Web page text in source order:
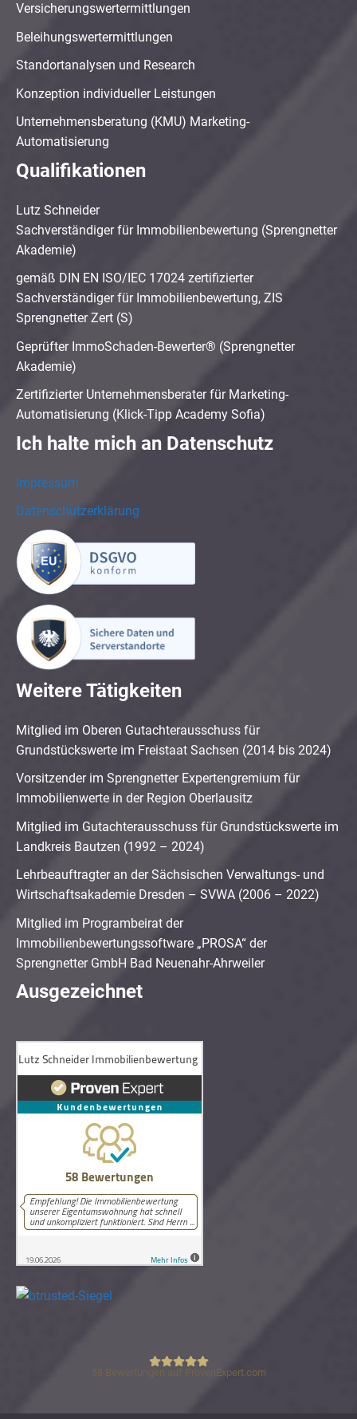
Versicherungswertermittlungen
Beleihungswertermittlungen
Standortanalysen und Research
Konzeption individueller Leistungen
Unternehmensberatung (KMU) Marketing-
Automatisierung
Qualifikationen
Lutz Schneider
Sachverständiger für Immobilienbewertung (Sprengnetter
Akademie)
gemäß DIN EN ISO/IEC 17024 zertifizierter
Sachverständiger für Immobilienbewertung, ZIS
Sprengnetter Zert (S)
Geprüfter ImmoSchaden-Bewerter® (Sprengnetter
Akademie)
Zertifizierter Unternehmensberater für Marketing-
Automatisierung (Klick-Tipp Academy Sofia)
Ich halte mich an Datenschutz
Impressum
Datenschutzerklärung
Weitere Tätigkeiten
Mitglied im Oberen Gutachterausschuss für
Grundstückswerte im Freistaat Sachsen (2014 bis 2024)
Vorsitzender im Sprengnetter Expertengremium für
Immobilienwerte in der Region Oberlausitz
Mitglied im Gutachterausschuss für Grundstückswerte im
Landkreis Bautzen (1992 – 2024)
Lehrbeauftragter an der Sächsischen Verwaltungs- und
Wirtschaftsakademie Dresden – SVWA (2006 – 2022)
Mitglied im Programbeirat der
Immobilienbewertungssoftware „PROSA“ der
Sprengnetter GmbH Bad Neuenahr-Ahrweiler
Ausgezeichnet
Lutz Schneider Immobilienbewertung
58 Bewertungen auf ProvenExpert.com